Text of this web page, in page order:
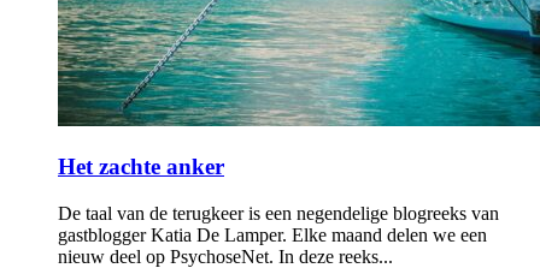
Het zachte anker
De taal van de terugkeer is een negendelige blogreeks van
gastblogger Katia De Lamper. Elke maand delen we een
nieuw deel op PsychoseNet. In deze reeks...